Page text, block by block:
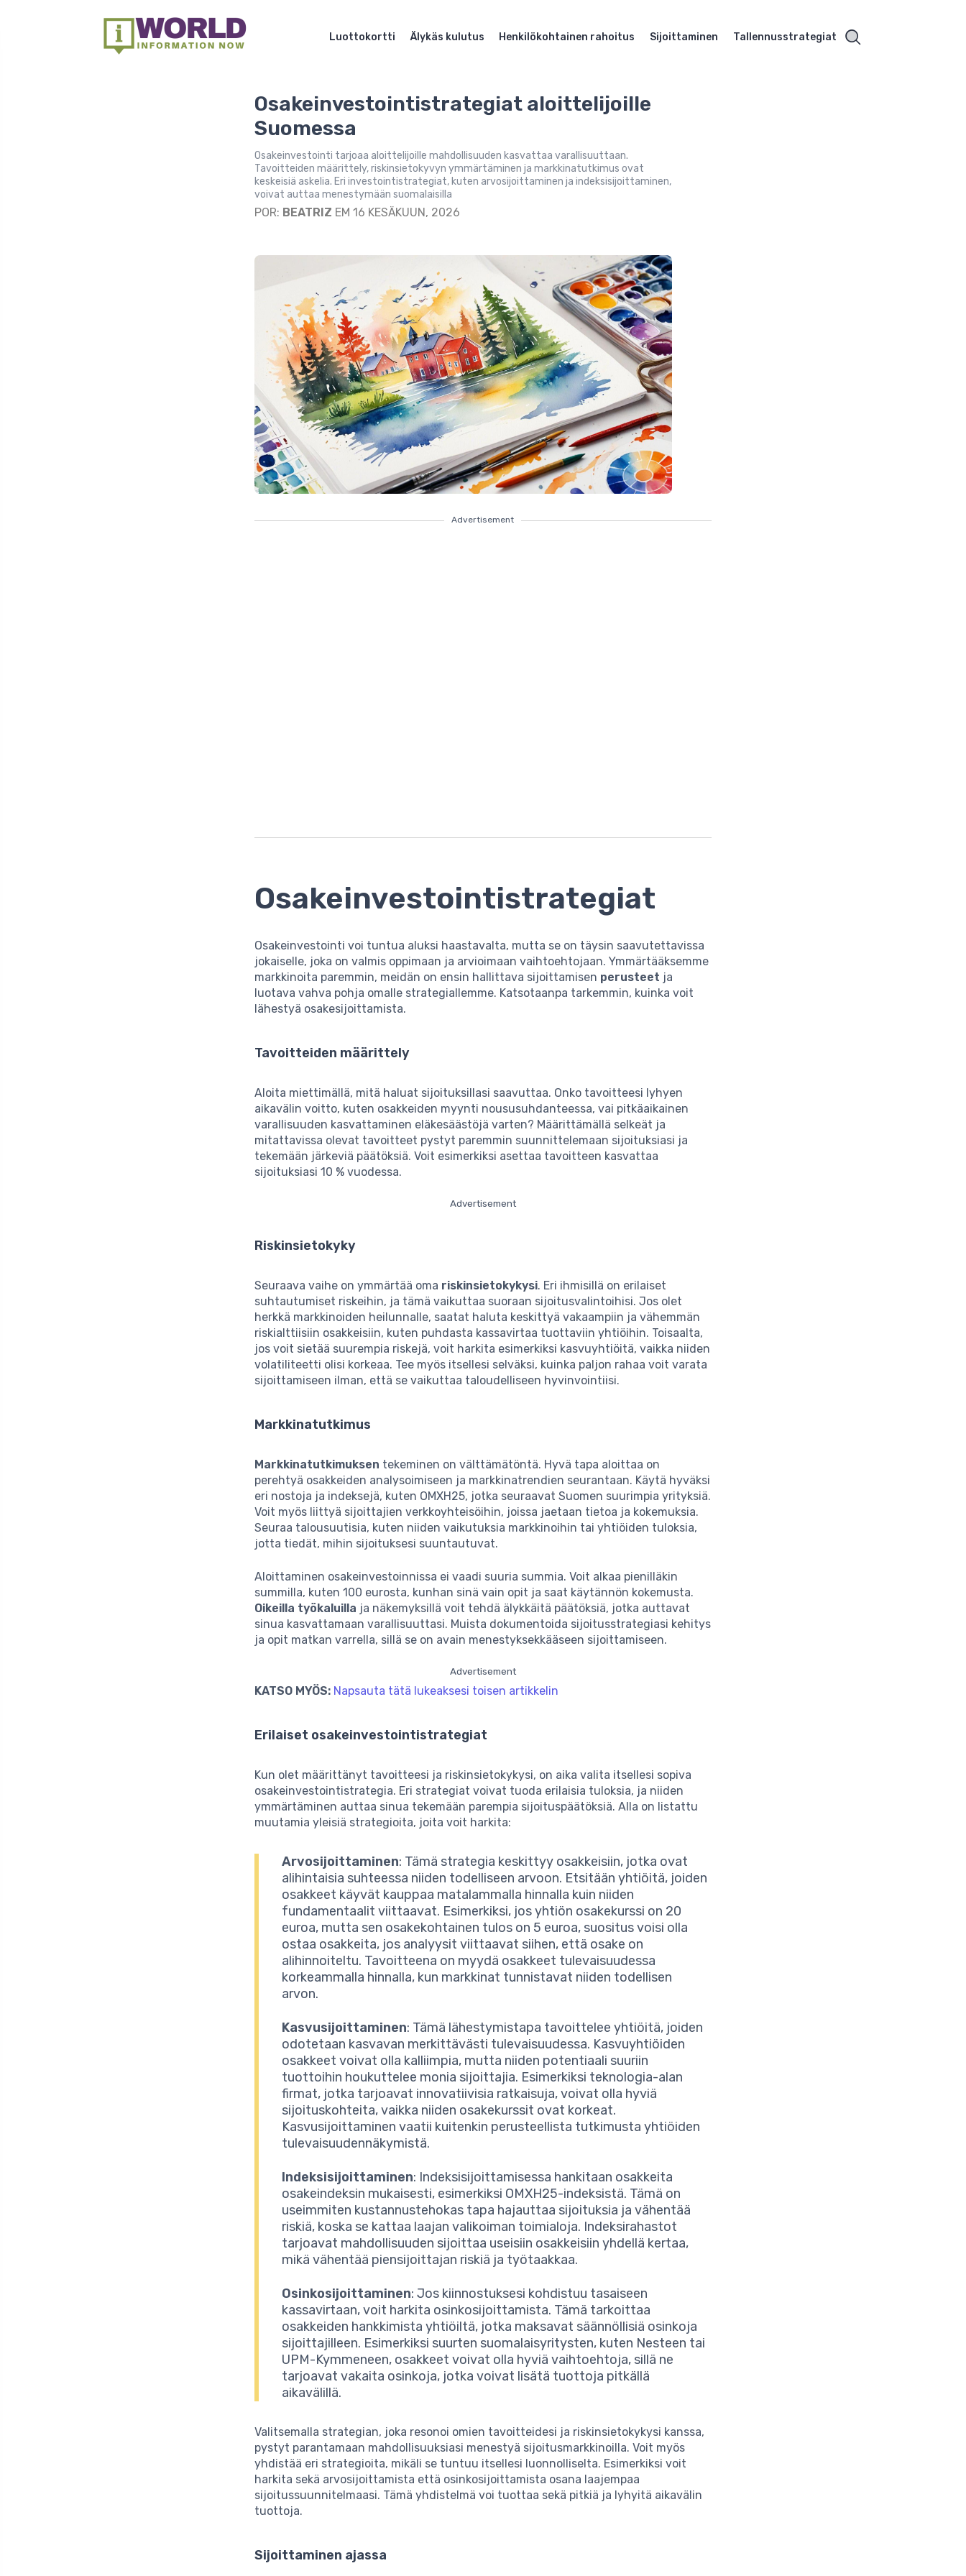
Luottokortti Älykäs kulutus Henkilökohtainen rahoitus Sijoittaminen Tallennusstrategiat
Osakeinvestointistrategiat aloittelijoille
Suomessa
Osakeinvestointi tarjoaa aloittelijoille mahdollisuuden kasvattaa varallisuuttaan.
Tavoitteiden määrittely, riskinsietokyvyn ymmärtäminen ja markkinatutkimus ovat
keskeisiä askelia. Eri investointistrategiat, kuten arvosijoittaminen ja indeksisijoittaminen,
voivat auttaa menestymään suomalaisilla
POR: BEATRIZ EM 16 KESÄKUUN, 2026
Advertisement
Osakeinvestointistrategiat
Osakeinvestointi voi tuntua aluksi haastavalta, mutta se on täysin saavutettavissa
jokaiselle, joka on valmis oppimaan ja arvioimaan vaihtoehtojaan. Ymmärtääksemme
markkinoita paremmin, meidän on ensin hallittava sijoittamisen perusteet ja
luotava vahva pohja omalle strategiallemme. Katsotaanpa tarkemmin, kuinka voit
lähestyä osakesijoittamista.
Tavoitteiden määrittely
Aloita miettimällä, mitä haluat sijoituksillasi saavuttaa. Onko tavoitteesi lyhyen
aikavälin voitto, kuten osakkeiden myynti noususuhdanteessa, vai pitkäaikainen
varallisuuden kasvattaminen eläkesäästöjä varten? Määrittämällä selkeät ja
mitattavissa olevat tavoitteet pystyt paremmin suunnittelemaan sijoituksiasi ja
tekemään järkeviä päätöksiä. Voit esimerkiksi asettaa tavoitteen kasvattaa
sijoituksiasi 10 % vuodessa.
Advertisement
Riskinsietokyky
Seuraava vaihe on ymmärtää oma riskinsietokykysi. Eri ihmisillä on erilaiset
suhtautumiset riskeihin, ja tämä vaikuttaa suoraan sijoitusvalintoihisi. Jos olet
herkkä markkinoiden heilunnalle, saatat haluta keskittyä vakaampiin ja vähemmän
riskialttiisiin osakkeisiin, kuten puhdasta kassavirtaa tuottaviin yhtiöihin. Toisaalta,
jos voit sietää suurempia riskejä, voit harkita esimerkiksi kasvuyhtiöitä, vaikka niiden
volatiliteetti olisi korkeaa. Tee myös itsellesi selväksi, kuinka paljon rahaa voit varata
sijoittamiseen ilman, että se vaikuttaa taloudelliseen hyvinvointiisi.
Markkinatutkimus
Markkinatutkimuksen tekeminen on välttämätöntä. Hyvä tapa aloittaa on
perehtyä osakkeiden analysoimiseen ja markkinatrendien seurantaan. Käytä hyväksi
eri nostoja ja indeksejä, kuten OMXH25, jotka seuraavat Suomen suurimpia yrityksiä.
Voit myös liittyä sijoittajien verkkoyhteisöihin, joissa jaetaan tietoa ja kokemuksia.
Seuraa talousuutisia, kuten niiden vaikutuksia markkinoihin tai yhtiöiden tuloksia,
jotta tiedät, mihin sijoituksesi suuntautuvat.
Aloittaminen osakeinvestoinnissa ei vaadi suuria summia. Voit alkaa pienilläkin
summilla, kuten 100 eurosta, kunhan sinä vain opit ja saat käytännön kokemusta.
Oikeilla työkaluilla ja näkemyksillä voit tehdä älykkäitä päätöksiä, jotka auttavat
sinua kasvattamaan varallisuuttasi. Muista dokumentoida sijoitusstrategiasi kehitys
ja opit matkan varrella, sillä se on avain menestyksekkääseen sijoittamiseen.
Advertisement
KATSO MYÖS: Napsauta tätä lukeaksesi toisen artikkelin
Erilaiset osakeinvestointistrategiat
Kun olet määrittänyt tavoitteesi ja riskinsietokykysi, on aika valita itsellesi sopiva
osakeinvestointistrategia. Eri strategiat voivat tuoda erilaisia tuloksia, ja niiden
ymmärtäminen auttaa sinua tekemään parempia sijoituspäätöksiä. Alla on listattu
muutamia yleisiä strategioita, joita voit harkita:
Arvosijoittaminen: Tämä strategia keskittyy osakkeisiin, jotka ovat
alihintaisia suhteessa niiden todelliseen arvoon. Etsitään yhtiöitä, joiden
osakkeet käyvät kauppaa matalammalla hinnalla kuin niiden
fundamentaalit viittaavat. Esimerkiksi, jos yhtiön osakekurssi on 20
euroa, mutta sen osakekohtainen tulos on 5 euroa, suositus voisi olla
ostaa osakkeita, jos analyysit viittaavat siihen, että osake on
alihinnoiteltu. Tavoitteena on myydä osakkeet tulevaisuudessa
korkeammalla hinnalla, kun markkinat tunnistavat niiden todellisen
arvon.
Kasvusijoittaminen: Tämä lähestymistapa tavoittelee yhtiöitä, joiden
odotetaan kasvavan merkittävästi tulevaisuudessa. Kasvuyhtiöiden
osakkeet voivat olla kalliimpia, mutta niiden potentiaali suuriin
tuottoihin houkuttelee monia sijoittajia. Esimerkiksi teknologia-alan
firmat, jotka tarjoavat innovatiivisia ratkaisuja, voivat olla hyviä
sijoituskohteita, vaikka niiden osakekurssit ovat korkeat.
Kasvusijoittaminen vaatii kuitenkin perusteellista tutkimusta yhtiöiden
tulevaisuudennäkymistä.
Indeksisijoittaminen: Indeksisijoittamisessa hankitaan osakkeita
osakeindeksin mukaisesti, esimerkiksi OMXH25-indeksistä. Tämä on
useimmiten kustannustehokas tapa hajauttaa sijoituksia ja vähentää
riskiä, koska se kattaa laajan valikoiman toimialoja. Indeksirahastot
tarjoavat mahdollisuuden sijoittaa useisiin osakkeisiin yhdellä kertaa,
mikä vähentää piensijoittajan riskiä ja työtaakkaa.
Osinkosijoittaminen: Jos kiinnostuksesi kohdistuu tasaiseen
kassavirtaan, voit harkita osinkosijoittamista. Tämä tarkoittaa
osakkeiden hankkimista yhtiöiltä, jotka maksavat säännöllisiä osinkoja
sijoittajilleen. Esimerkiksi suurten suomalaisyritysten, kuten Nesteen tai
UPM-Kymmeneen, osakkeet voivat olla hyviä vaihtoehtoja, sillä ne
tarjoavat vakaita osinkoja, jotka voivat lisätä tuottoja pitkällä
aikavälillä.
Valitsemalla strategian, joka resonoi omien tavoitteidesi ja riskinsietokykysi kanssa,
pystyt parantamaan mahdollisuuksiasi menestyä sijoitusmarkkinoilla. Voit myös
yhdistää eri strategioita, mikäli se tuntuu itsellesi luonnolliselta. Esimerkiksi voit
harkita sekä arvosijoittamista että osinkosijoittamista osana laajempaa
sijoitussuunnitelmaasi. Tämä yhdistelmä voi tuottaa sekä pitkiä ja lyhyitä aikavälin
tuottoja.
Sijoittaminen ajassa